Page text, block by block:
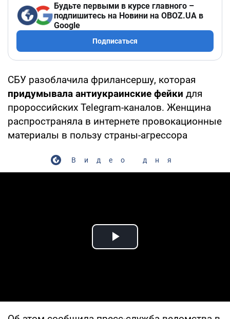
Будьте первыми в курсе главного –
подпишитесь на Новини на OBOZ.UA в
Google
Подписаться
СБУ разоблачила фрилансершу, которая
придумывала антиукраинские фейки для
пророссийских Telegram-каналов. Женщина
распространяла в интернете провокационные
материалы в пользу страны-агрессора
Видео дня
Play Video